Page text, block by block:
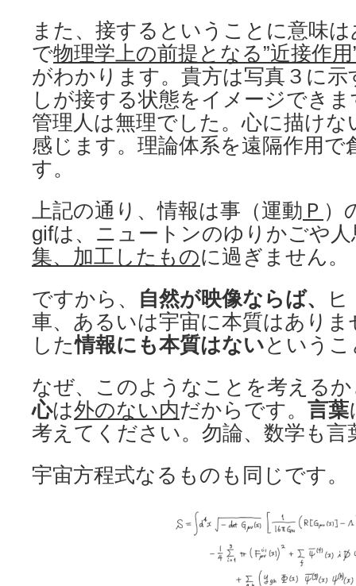
また、接するということに意味
で物理学上の前提となる”近接作
がわかります。貴方は写真３に
しが接する状態をイメージでき
管理人は無理でした。心に描け
感じます。理論体系を遠隔作用
す。
上記の通り、情報は事（運動 Ｐ ）
gifは、ニュートンのゆりかごや
集、加工したものに過ぎません。
ですから、
自然が映像ならば、
車、あるいは宇宙に本質はあり
した情報にも本質はないという
なぜ、このようなことを考える
心は外のない内だからです。 言葉
考えてください。勿論、数学も言
宇宙方程式なるものも同じです。